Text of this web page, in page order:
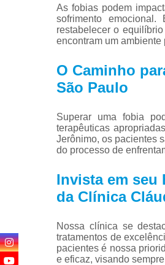
As fobias podem
sofrimento
restabelecer o
encontram um
O Caminho
São Paulo
Superar uma fobia
terapêuticas
Jerônimo, os pacientes
do processo de
Invista em seu
da Clínica
Nossa clínica se
tratamentos de
pacientes é nossa
e eficaz, visando